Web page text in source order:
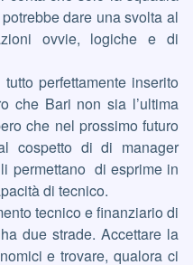
dare una svolta al
ovvie, logiche e di
perfettamente inserito
che Bari non sia l’ultima
che nel prossimo futuro
cospetto di di manager
permettano di esprime in
di tecnico.
tecnico e finanziario di
due strade. Accettare la
e trovare, qualora ci